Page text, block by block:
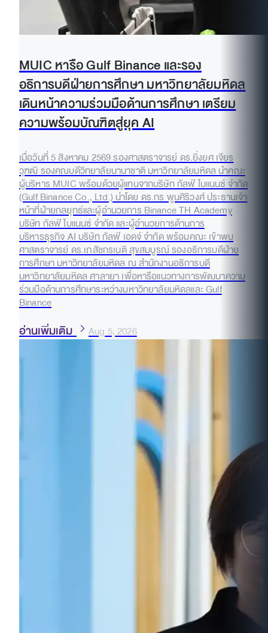
MUIC หารือ Gulf Binance และรอง
อธิการบดีฝ่ายการศึกษา มหาวิทยาลัยมหิดล
เดินหน้าความร่วมมือด้านการศึกษา เตรียม
ความพร้อมบัณฑิตสู่ยุค AI
เมื่อวันที่ 5 สิงหาคม 2569 รองศาสตราจารย์ ดร.ยิ่งยศ เจียร
วุฑฒิ รองคณบดีวิทยาลัยนานาชาติ มหาวิทยาลัยมหิดล นำคณะ
ผู้บริหาร MUIC พร้อมด้วยผู้แทนจากบริษัท กัลฟ์ ไบแนนซ์ จำกัด
(Gulf Binance Co., Ltd.) นำโดย ดร.กร พูนศิริวงศ์ ประธานเจ้า
หน้าที่ฝ่ายกลยุทธ์และผู้อำนวยการ Binance TH Academy
บริษัท กัลฟ์ ไบแนนซ์ จำกัด และผู้อำนวยการด้านการ
บริหารธุรกิจ AI บริษัท กัลฟ์ เอดจ์ จำกัด พร้อมคณะ เข้าพบ
ศาสตราจารย์ ดร.เภสัชกรเนติ สุขสมบูรณ์ รองอธิการบดีฝ่าย
การศึกษา มหาวิทยาลัยมหิดล ณ สำนักงานอธิการบดี
มหาวิทยาลัยมหิดล ศาลายา เพื่อหารือแนวทางการพัฒนาความ
ร่วมมือด้านการศึกษาระหว่างมหาวิทยาลัยมหิดลและ Gulf
Binance
อ่านเพิ่มเติม Aug 5, 2026